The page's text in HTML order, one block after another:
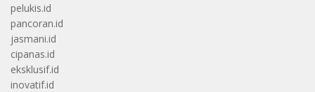
pelukis.id
pancoran.id
jasmani.id
cipanas.id
eksklusif.id
inovatif.id